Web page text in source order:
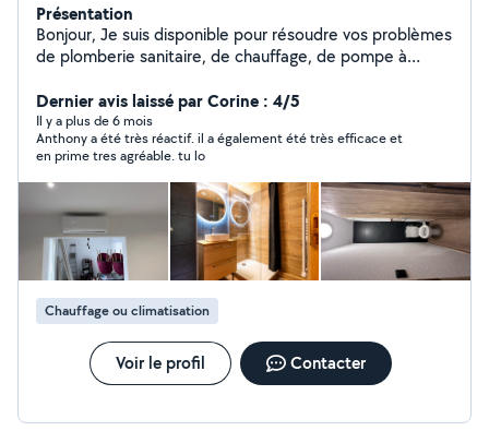
Présentation
Bonjour, Je suis disponible pour résoudre vos problèmes
de plomberie sanitaire, de chauffage, de pompe à
installation neuve ou en rénovation. Plombier depuis 10
ans, qualifié et diplômé. Cordialement, IDPAC
Dernier avis laissé par Corine : 4/5
Il y a plus de 6 mois
Anthony a été très réactif. il a également été très efficace et
en prime tres agréable. tu lo
Chauffage ou climatisation
Voir le profil Contacter